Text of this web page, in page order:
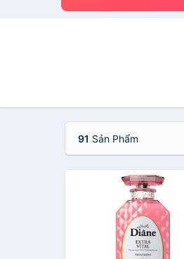
91 Sản Phẩm